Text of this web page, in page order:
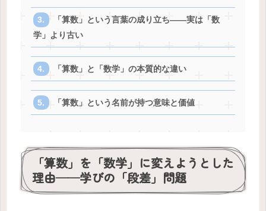
「算数」という言葉の成り立ち——実は「数
学」より古い
「算数」と「数学」の本質的な違い
「算数」という名前が持つ意味と価値
「算数」を「数学」に変えようとした
理由——学びの「段差」問題